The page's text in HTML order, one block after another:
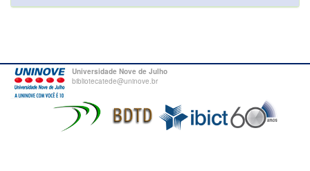
Universidade Nove de Julho
bibliotecatede@uninove.br